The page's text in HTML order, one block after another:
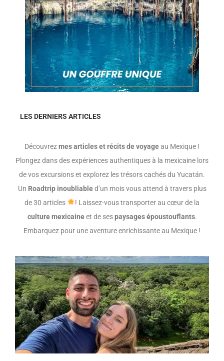
LES DERNIERS ARTICLES
Découvrezmes articles et récits de voyageau Mexique !
Plongez dans des expériences authentiques à la mexicaine lors
de vos excursions et explorez les trésors cachés du Yucatán.
Un Roadtrip inoubliabled’un mois vous attend à travers plus
de 30 articles
! Laissez-vous transporter au cœur de la
culture mexicaineet de sespaysages époustouflants.
Embarquez pour une aventure enrichissante au Mexique !